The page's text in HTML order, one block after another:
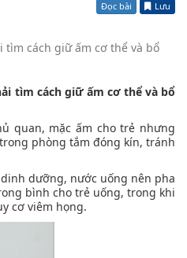
Đọc bài Lưu
cách giữ ấm cơ thể và bổ
tìm cách giữ ấm cơ thể và bổ
quan, mặc ấm cho trẻ nhưng
phòng tắm đóng kín, tránh
dưỡng, nước uống nên pha
bình cho trẻ uống, trong khi
cơ viêm họng.